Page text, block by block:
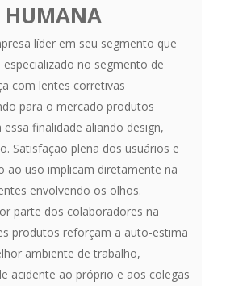
HUMANA
líder em seu segmento que
no segmento de
com lentes corretivas
para o mercado produtos
finalidade aliando design,
Satisfação plena dos usuários e
ao uso implicam diretamente na
envolvendo os olhos.
parte dos colaboradores na
produtos reforçam a auto-estima
ambiente de trabalho,
acidente ao próprio e aos colegas